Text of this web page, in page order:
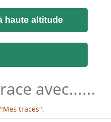
haute altitude
avec......
traces".